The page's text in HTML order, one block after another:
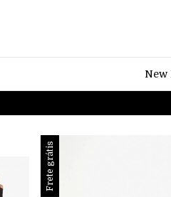
New
Frete grátis